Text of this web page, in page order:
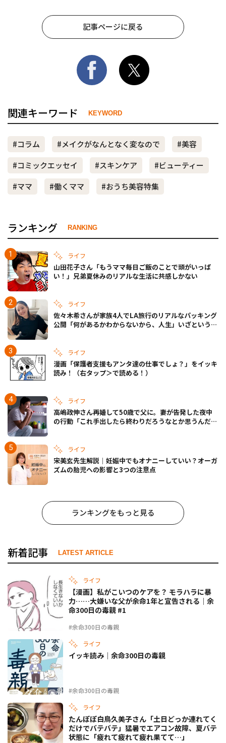
記事ページに戻る
関連キーワード KEYWORD
#コラム #メイクがなんとなく変なので
#美容
#コミックエッセイ
#スキンケア
#ビューティー
#ママ
#働くママ #おうち美容特集
ランキング RANKING
ライフ
山田花子さん「もうママ毎日ご飯のことで頭がいっぱ
い！」兄弟夏休みのリアルな生活に共感しかない
ライフ
佐々木希さんが家族4人でLA旅行のリアルなパッキング
公開「何があるかわからないから、人生」いざというと
ライフ
漫画「保護者支援もアンタ達の仕事でしょ？」をイッキ
読み！（右タップ＞で読める！）
ライフ
高嶋政伸さん再婚して50歳で父に。妻が告発した夜中
の行動「これ手出したら終わりだろうなとか思うんだけ
ライフ
宋美玄先生解説｜妊娠中でもオナニーしていい？オーガ
ズムの胎児への影響と3つの注意点
ランキングをもっと見る
新着記事 LATEST ARTICLE
ライフ
#余命300日の毒親
【漫画】私がこいつのケアを？ モラハラに暴
力……大嫌いな父が余命1年と宣告される｜余
命300日の毒親 #1
ライフ
#余命300日の毒親
イッキ読み｜余命300日の毒親
ライフ
たんぽぽ白鳥久美子さん「土日どっか連れてく
だけでバテバテ」猛暑でエアコン故障、夏バテ
状態に「疲れて疲れて疲れ果てて…」